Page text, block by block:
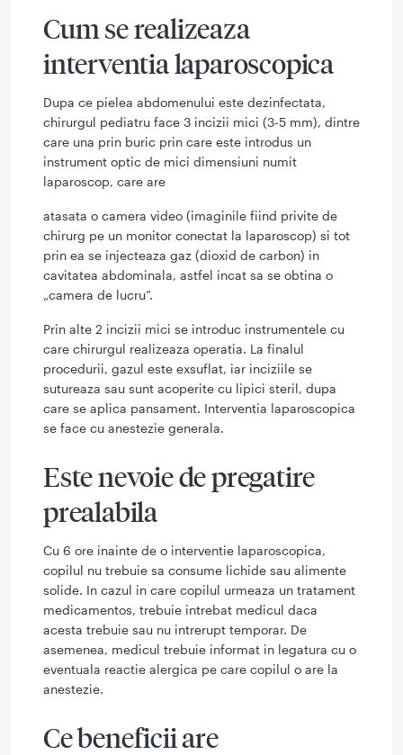
Cum se realizeaza
interventia laparoscopica
Dupa ce pielea abdomenului este dezinfectata,
chirurgul pediatru face 3 incizii mici (3-5 mm), dintre
care una prin buric prin care este introdus un
instrument optic de mici dimensiuni numit
laparoscop, care are
atasata o camera video (imaginile fiind privite de
chirurg pe un monitor conectat la laparoscop) si tot
prin ea se injecteaza gaz (dioxid de carbon) in
cavitatea abdominala, astfel incat sa se obtina o
„camera de lucru”.
Prin alte 2 incizii mici se introduc instrumentele cu
care chirurgul realizeaza operatia. La finalul
procedurii, gazul este exsuflat, iar inciziile se
sutureaza sau sunt acoperite cu lipici steril, dupa
care se aplica pansament. Interventia laparoscopica
se face cu anestezie generala.
Este nevoie de pregatire
prealabila
Cu 6 ore inainte de o interventie laparoscopica,
copilul nu trebuie sa consume lichide sau alimente
solide. In cazul in care copilul urmeaza un tratament
medicamentos, trebuie intrebat medicul daca
acesta trebuie sau nu intrerupt temporar. De
asemenea, medicul trebuie informat in legatura cu o
eventuala reactie alergica pe care copilul o are la
anestezie.
Ce beneficii are